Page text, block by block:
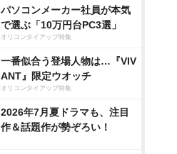
パソコンメーカー社員が本気
で選ぶ「10万円台PC3選」
オリコンタイアップ特集
一番似合う登場人物は…『VIV
ANT』限定ウオッチ
オリコンタイアップ特集
2026年7月夏ドラマも、注目
作＆話題作が勢ぞろい！